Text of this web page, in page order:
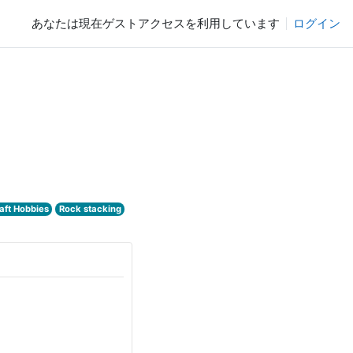
あなたは現在ゲストアクセスを利用しています ログイン
Hobbies Rock stacking